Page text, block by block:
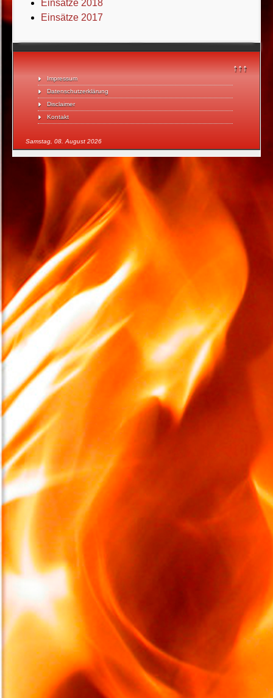
↑↑↑
Impressum
Datenschutzerklärung
Disclaimer
Kontakt
Samstag, 08. August 2026
Einsätze 2018
Einsätze 2017